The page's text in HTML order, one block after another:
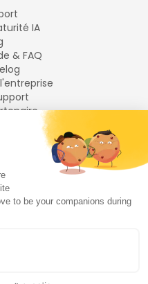
IA
& FAQ
droits réservés.